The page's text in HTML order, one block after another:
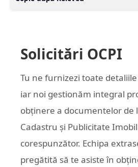
Solicitări OCPI
Tu ne furnizezi toate
iar noi gestionăm integral
obținere a documentelor de
Cadastru și Publicitate
corespunzător. Echipa
pregătită să te asiste în